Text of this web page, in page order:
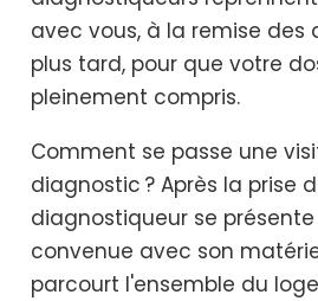
avec vous, à la remise des
plus tard, pour que votre
pleinement compris.
Comment se passe une
diagnostic ? Après la prise
diagnostiqueur se
convenue avec son
parcourt l'ensemble du